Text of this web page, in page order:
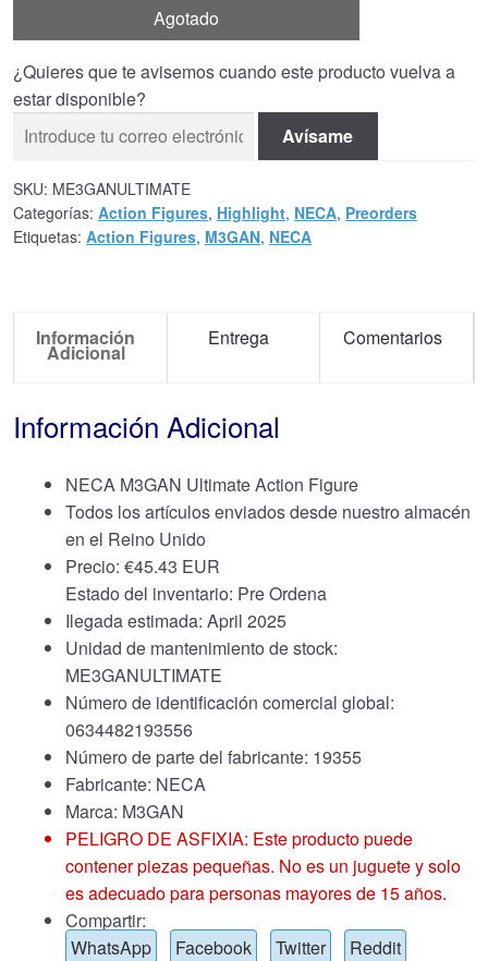
Agotado
¿Quieres que te avisemos cuando este producto vuelva a
estar disponible?
Avísame
SKU: ME3GANULTIMATE
Categorías: Action Figures, Highlight, NECA, Preorders
Etiquetas: Action Figures, M3GAN, NECA
Información
Adicional
Entrega Comentarios
Información Adicional
NECA M3GAN Ultimate Action Figure
Todos los artículos enviados desde nuestro almacén
en el Reino Unido
Precio: €45.43 EUR
Estado del inventario: Pre Ordena
Ilegada estimada: April 2025
Unidad de mantenimiento de stock:
ME3GANULTIMATE
Número de identificación comercial global:
0634482193556
Número de parte del fabricante: 19355
Fabricante: NECA
Marca: M3GAN
PELIGRO DE ASFIXIA: Este producto puede
contener piezas pequeñas. No es un juguete y solo
es adecuado para personas mayores de 15 años.
Compartir:
WhatsApp
Facebook Twitter Reddit